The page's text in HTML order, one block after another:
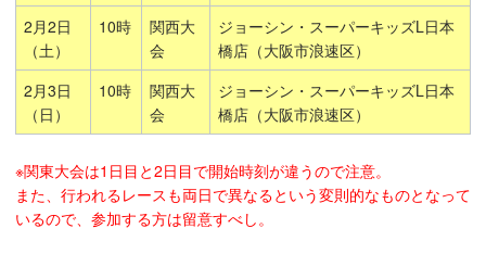
2月2日
（土）
10時
関西大
会
ジョーシン・スーパーキッズL日本
橋店（大阪市浪速区）
2月3日
（日）
10時
関西大
会
ジョーシン・スーパーキッズL日本
橋店（大阪市浪速区）
※関東大会は1日目と2日目で開始時刻が違うので注意。
また、行われるレースも両日で異なるという変則的なものとなって
いるので、参加する方は留意すべし。